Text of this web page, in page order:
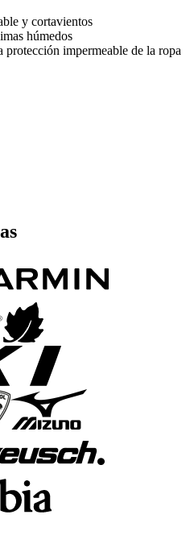
y cortavientos
húmedos
protección impermeable de la ropa